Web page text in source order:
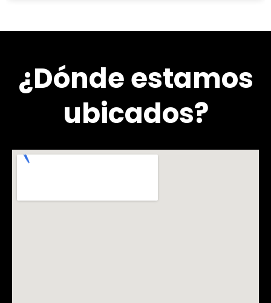
¿Dónde estamos
ubicados?